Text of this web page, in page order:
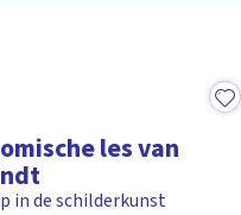
les van
in de schilderkunst